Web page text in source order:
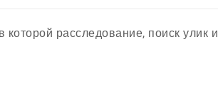
которой расследование, поиск улик и